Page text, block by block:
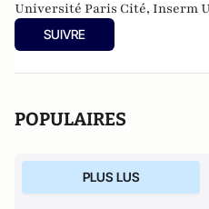
Université Paris Cité, Inserm
SUIVRE
POPULAIRES
PLUS LUS